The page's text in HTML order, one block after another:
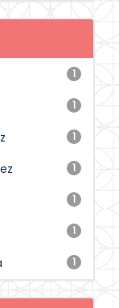
1
1
1
1
1
1
1